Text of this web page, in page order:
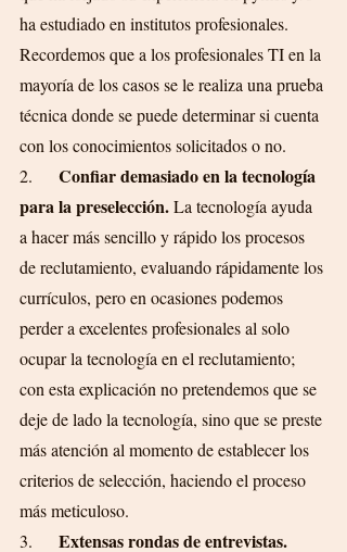
ha estudiado en institutos profesionales.
Recordemos que a los profesionales TI en la
mayoría de los casos se le realiza una prueba
técnica donde se puede determinar si cuenta
con los conocimientos solicitados o no.
2. Confiar demasiado en la tecnología
para la preselección. La tecnología ayuda
a hacer más sencillo y rápido los procesos
de reclutamiento, evaluando rápidamente los
currículos, pero en ocasiones podemos
perder a excelentes profesionales al solo
ocupar la tecnología en el reclutamiento;
con esta explicación no pretendemos que se
deje de lado la tecnología, sino que se preste
más atención al momento de establecer los
criterios de selección, haciendo el proceso
más meticuloso.
3. Extensas rondas de entrevistas.